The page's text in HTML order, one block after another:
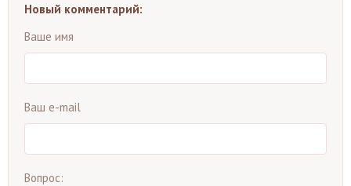
Новый комментарий:
Ваше имя
Ваш e-mail
Вопрос: